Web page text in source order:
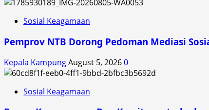
Sosial Keagamaan
Pemprov NTB Dorong Pedoman Mediasi
Kepala KampungAugust 5, 20260
Sosial Keagamaan